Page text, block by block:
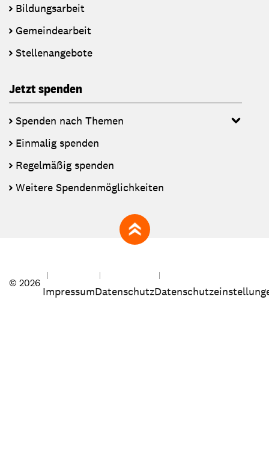
Bildungsarbeit
Gemeindearbeit
Stellenangebote
Jetzt spenden
Spenden nach Themen
Einmalig spenden
Regelmäßig spenden
Weitere Spendenmöglichkeiten
zum Seitenanfang
© 2026
ImpressumDatenschutz